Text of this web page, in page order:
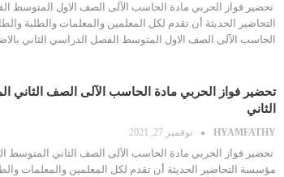
تحضير فواز الحربي مادة الحاسب الآلى الصف الاول المتوسط
التحاضير الحديثة أن تقدم لكل المعلمين والمعلمات والطلبة
الحاسب الآلى الصف الاول المتوسط الفصل الدراسي الثاني
تحضير فواز الحربي مادة الحاسب الآلى الصف الثاني
الثاني
HYAMFATHY نوفمبر 27, 2021
تحضير فواز الحربي مادة الحاسب الآلى الصف الثاني المتوسط
مؤسسة التحاضير الحديثة أن تقدم لكل المعلمين والمعلمات